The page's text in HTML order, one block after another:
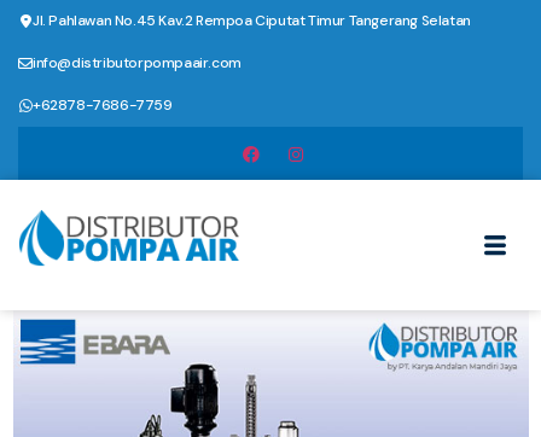
Jl. Pahlawan No.45 Kav.2 Rempoa Ciputat Timur Tangerang Selatan
info@distributorpompaair.com
+62878-7686-7759